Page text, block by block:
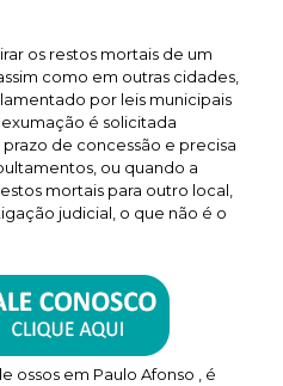
os restos mortais de um
como em outras cidades,
por leis municipais
é solicitada
de concessão e precisa
ou quando a
mortais para outro local,
judicial, o que não é o
ossos em Paulo Afonso , é